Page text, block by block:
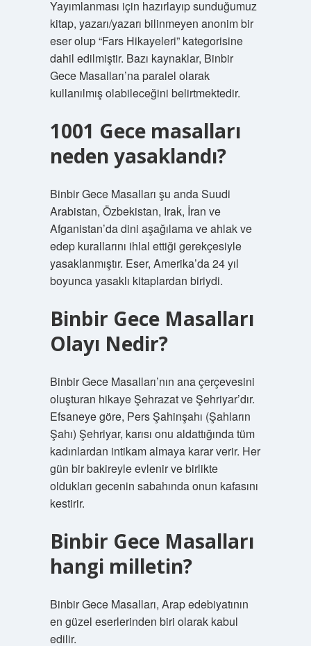
Yayımlanması için hazırlayıp sunduğumuz
kitap, yazarı/yazarı bilinmeyen anonim bir
eser olup “Fars Hikayeleri” kategorisine
dahil edilmiştir. Bazı kaynaklar, Binbir
Gece Masalları’na paralel olarak
kullanılmış olabileceğini belirtmektedir.
1001 Gece masalları
neden yasaklandı?
Binbir Gece Masalları şu anda Suudi
Arabistan, Özbekistan, Irak, İran ve
Afganistan’da dini aşağılama ve ahlak ve
edep kurallarını ihlal ettiği gerekçesiyle
yasaklanmıştır. Eser, Amerika’da 24 yıl
boyunca yasaklı kitaplardan biriydi.
Binbir Gece Masalları
Olayı Nedir?
Binbir Gece Masalları’nın ana çerçevesini
oluşturan hikaye Şehrazat ve Şehriyar’dır.
Efsaneye göre, Pers Şahinşahı (Şahların
Şahı) Şehriyar, karısı onu aldattığında tüm
kadınlardan intikam almaya karar verir. Her
gün bir bakireyle evlenir ve birlikte
oldukları gecenin sabahında onun kafasını
kestirir.
Binbir Gece Masalları
hangi milletin?
Binbir Gece Masalları, Arap edebiyatının
en güzel eserlerinden biri olarak kabul
edilir.